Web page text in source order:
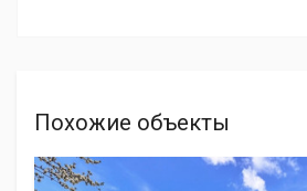
Похожие объекты